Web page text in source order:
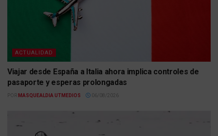
ACTUALIDAD
Viajar desde España a Italia ahora implica controles de
pasaporte y esperas prolongadas
POR MASQUEALDIA UTMEDIOS 06/08/2026